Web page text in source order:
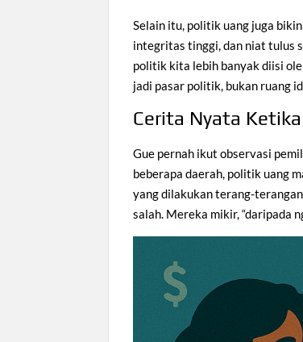
Selain itu, politik uang juga
integritas tinggi, dan niat tulus
politik kita lebih banyak diisi
jadi pasar politik, bukan ruang
Cerita Nyata
Gue pernah ikut observasi
beberapa daerah, politik uang
yang dilakukan terang-
salah. Mereka mikir, “daripada